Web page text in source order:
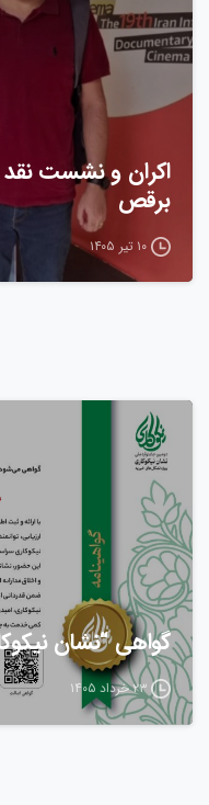
اکران و نشست
برقص
۱۰ تیر ۱۴۰۵
گواهی “نشان
۲۳ خرداد ۱۴۰۵